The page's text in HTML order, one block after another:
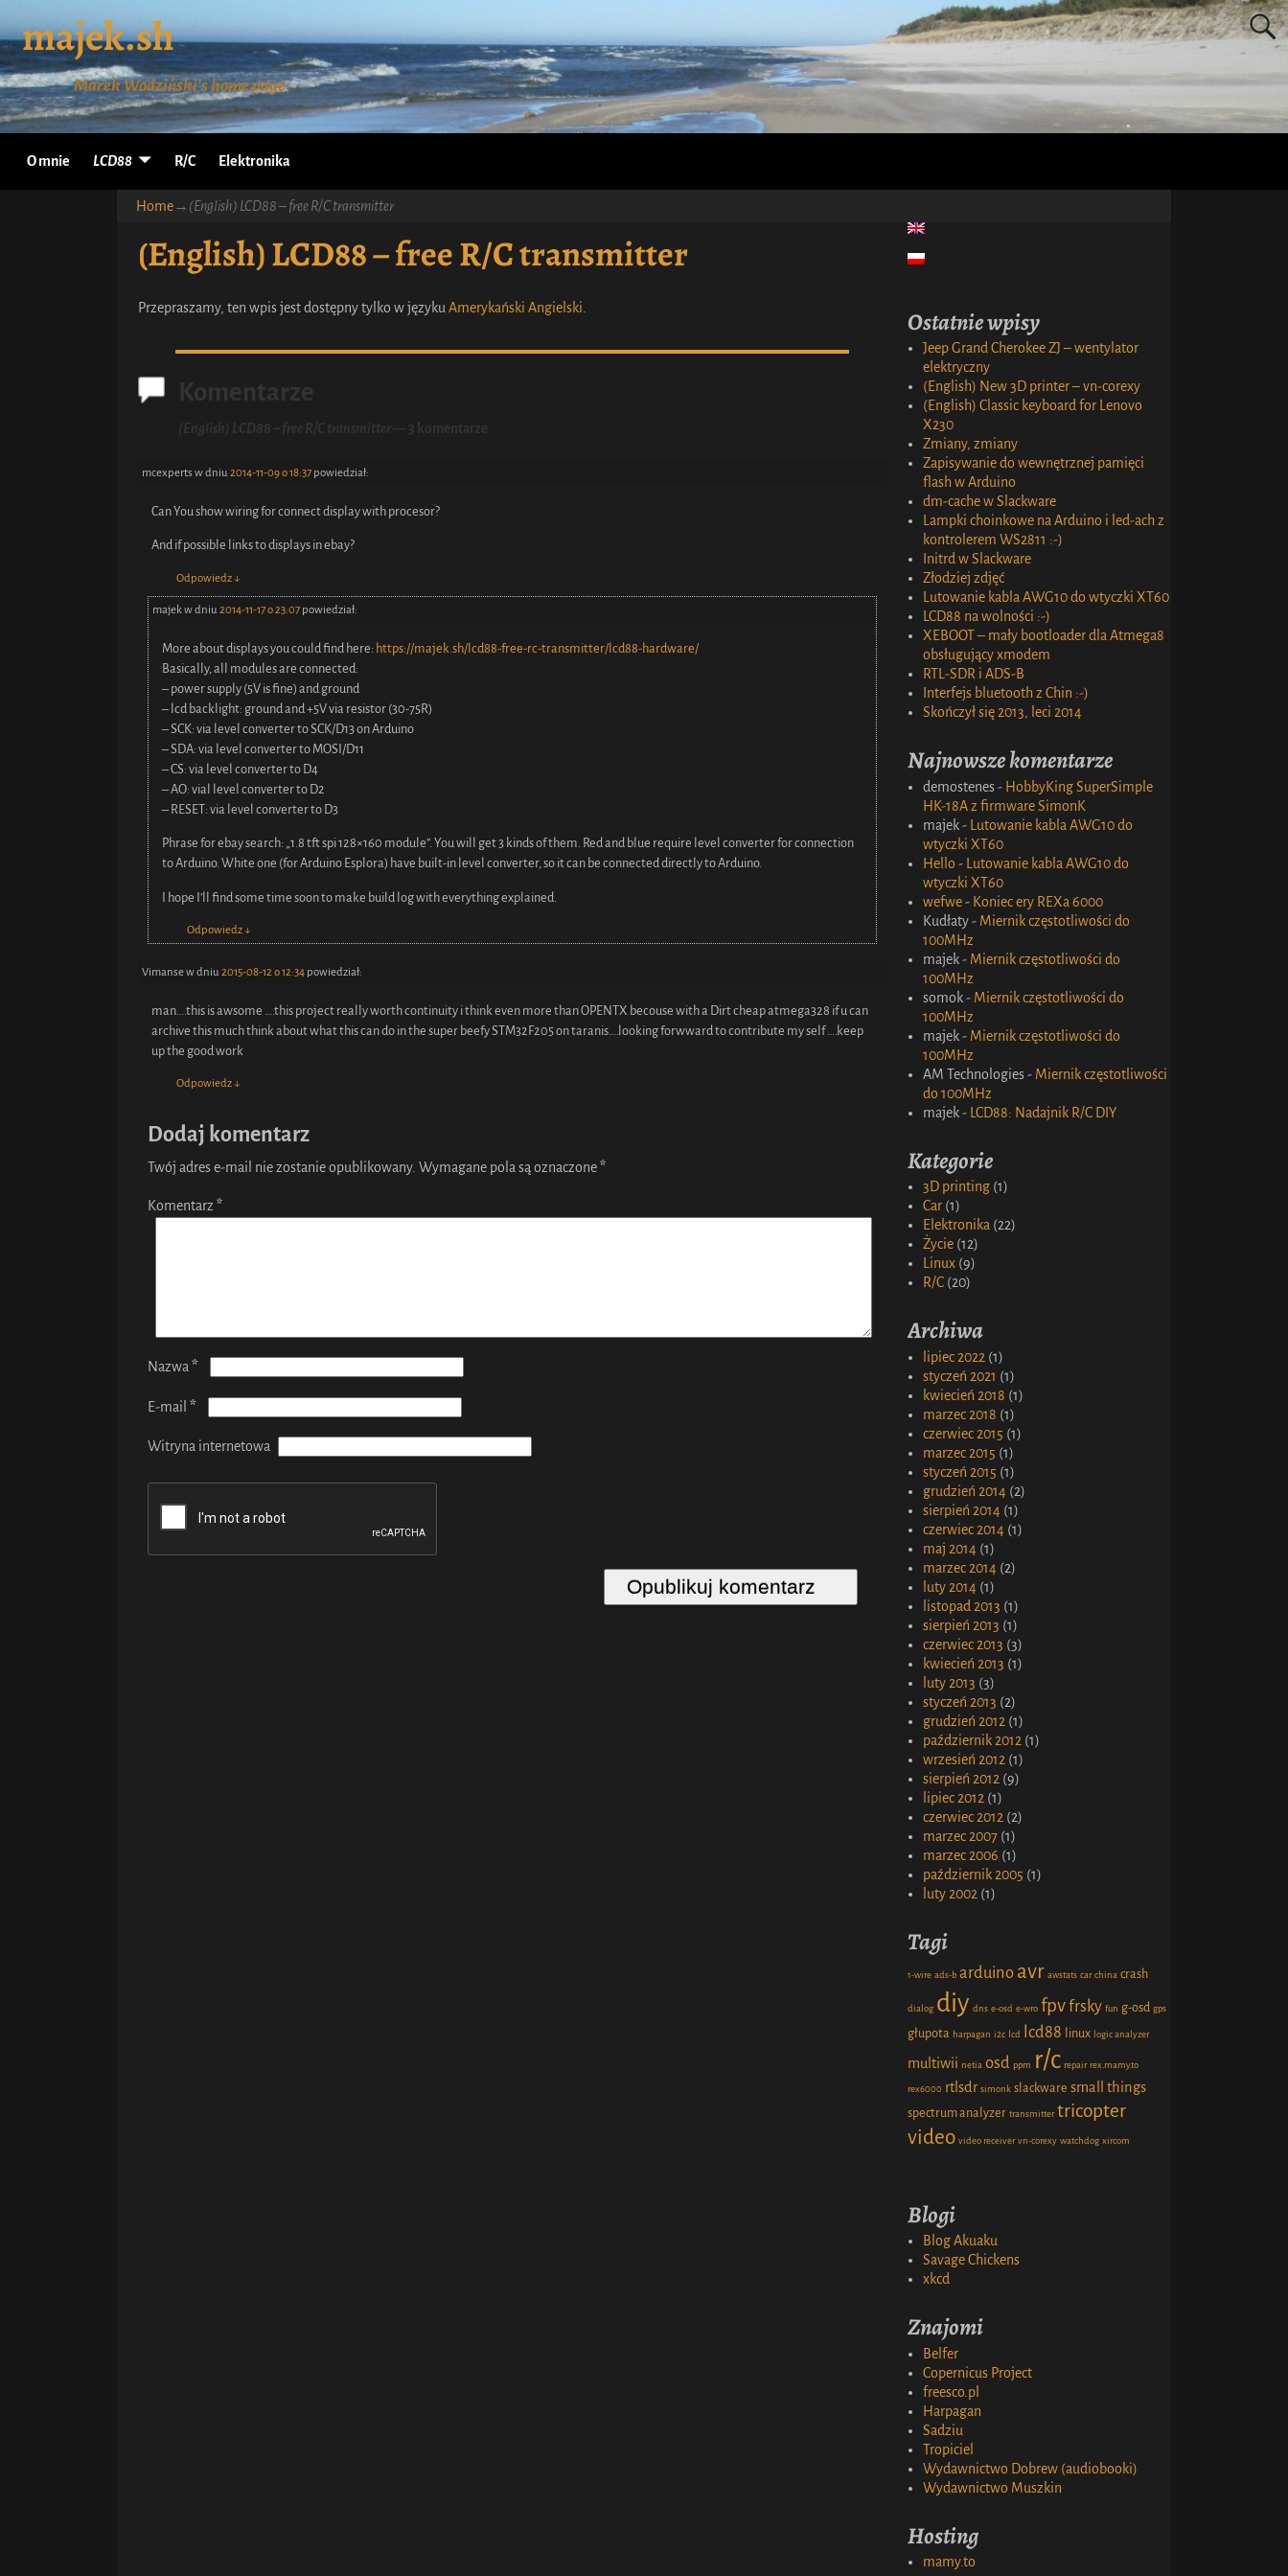
majek.sh
Marek Wodziński's home page
O mnie LCD88 R/C Elektronika
Home→ (English) LCD88 – free R/C transmitter
(English) LCD88 – free R/C transmitter
Przepraszamy, ten wpis jest dostępny tylko w języku Amerykański Angielski
Komentarze
(English) LCD88 – free R/C transmitter — 3 komentarze
mcexperts w dniu 2014-11-09 o 18:37 powiedział:
Can You show wiring for connect display with procesor?
And if possible links to displays in ebay?
Odpowiedz↓
majekw dniu 2014-11-17 o 23:07 powiedział:
More about displays you could find here: https://majek.sh/lcd88-free-rc-transmitter/lcd88-hardware/
Basically, all modules are connected:
– power supply (5V is fine) and ground
– lcd backlight: ground and +5V via resistor (30-75R)
– SCK: via level converter to SCK/D13 on Arduino
– SDA: via level converter to MOSI/D11
– CS: via level converter to D4
– AO: vial level converter to D2
– RESET: via level converter to D3
Phrase for ebay search: „1.8 tft spi 128×160 module”. You will get 3 kinds of them. Red and blue require level converter for connection
to Arduino. White one (for Arduino Esplora) have built-in level converter, so it can be connected directly to Arduino.
I hope I’ll find some time soon to make build log with everything explained.
Odpowiedz↓
Vimansew dniu 2015-08-12 o 12:34 powiedział:
man….this is awsome ….this project really worth continuity i think even more than OPENTX becouse with a Dirt cheap atmega328 if u can
archive this much think about what this can do in the super beefy STM32F205 on taranis….looking forwward to contribute my self ….keep
up the good work
Odpowiedz↓
Dodaj komentarz
Twój adres e-mail nie zostanie opublikowany. Wymagane pola są oznaczone*
Komentarz *
Nazwa*
E-mail *
Witryna internetowa
Ostatnie wpisy
Jeep Grand Cherokee ZJ – wentylator
elektryczny
(English) New 3D printer – vn-corexy
(English) Classic keyboard for Lenovo
X230
Zmiany, zmiany
Zapisywanie do wewnętrznej pamięci
flash w Arduino
dm-cache w Slackware
Lampki choinkowe na Arduino i led-ach z
kontrolerem WS2811 :-)
Initrd w Slackware
Złodziej zdjęć
Lutowanie kabla AWG10 do wtyczki XT60
LCD88 na wolności :-)
XEBOOT – mały bootloader dla Atmega8
obsługujący xmodem
RTL-SDR i ADS-B
Interfejs bluetooth z Chin :-)
Skończył się 2013, leci 2014
Najnowsze komentarze
demostenes- HobbyKing SuperSimple
HK-18A z firmware SimonK
majek-
Lutowanie kabla AWG10 do
wtyczki XT60
Hello -
Lutowanie kabla AWG10 do
wtyczki XT60
wefwe- Koniec ery REXa 6000
Kudłaty- Miernik częstotliwości do
100MHz
majek- Miernik częstotliwości do
100MHz
somok- Miernik częstotliwości do
100MHz
majek- Miernik częstotliwości do
100MHz
AM Technologies- Miernik częstotliwości
do 100MHz
majek- LCD88: Nadajnik R/C DIY
Kategorie
3D printing (1)
Car (1)
Elektronika (22)
Życie (12)
Linux (9)
R/C (20)
Archiwa
lipiec 2022 (1)
styczeń 2021 (1)
kwiecień 2018 (1)
marzec 2018 (1)
czerwiec 2015 (1)
marzec 2015 (1)
styczeń 2015 (1)
grudzień 2014 (2)
sierpień 2014 (1)
czerwiec 2014 (1)
maj 2014 (1)
marzec 2014 (2)
luty 2014 (1)
listopad 2013 (1)
sierpień 2013 (1)
czerwiec 2013 (3)
kwiecień 2013 (1)
luty 2013 (3)
styczeń 2013 (2)
grudzień 2012 (1)
październik 2012 (1)
wrzesień 2012 (1)
sierpień 2012 (9)
lipiec 2012 (1)
czerwiec 2012 (2)
marzec 2007 (1)
marzec 2006 (1)
październik 2005 (1)
luty 2002 (1)
Tagi
1-wire ads-b arduino avr awstats car china crash
dialog diy dns e-osd e-wro fpvfrsky fun g-osd gps
głupota harpagan i2c lcd lcd88 linux logic analyzer
multiwii netia osd ppm r/c repair rex.mamy.to
rex6000 rtlsdr simonk slackware small things
spectrum analyzer transmitter tricopter
video video receiver vn-corexy watchdog xircom
Blogi
Blog Akuaku
Savage Chickens
xkcd
Znajomi
Belfer
Copernicus Project
freesco.pl
Harpagan
Sadziu
Tropiciel
Wydawnictwo Dobrew (audiobooki)
Wydawnictwo Muszkin
Hosting
mamy.to